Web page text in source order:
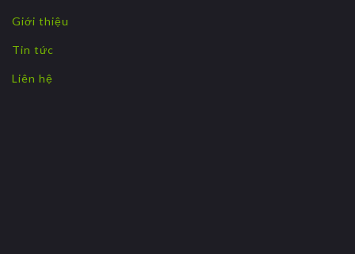
Giới thiệu
Tin tức
Liên hệ